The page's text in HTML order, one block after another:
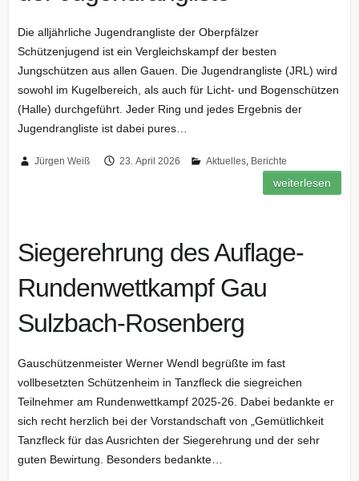
Die alljährliche Jugendrangliste der Oberpfälzer
Schützenjugend ist ein Vergleichskampf der besten
Jungschützen aus allen Gauen. Die Jugendrangliste (JRL) wird
sowohl im Kugelbereich, als auch für Licht- und Bogenschützen
(Halle) durchgeführt. Jeder Ring und jedes Ergebnis der
Jugendrangliste ist dabei pures…
Jürgen Weiß 23. April 2026 Aktuelles, Berichte
weiterlesen
Siegerehrung des Auflage-
Rundenwettkampf Gau
Sulzbach-Rosenberg
Gauschützenmeister Werner Wendl begrüßte im fast
vollbesetzten Schützenheim in Tanzfleck die siegreichen
Teilnehmer am Rundenwettkampf 2025-26. Dabei bedankte er
sich recht herzlich bei der Vorstandschaft von „Gemütlichkeit
Tanzfleck für das Ausrichten der Siegerehrung und der sehr
guten Bewirtung. Besonders bedankte…